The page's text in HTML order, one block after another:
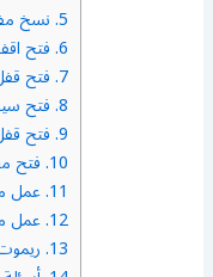
5. نسخ
6. فتح
7. فتح
8. فتح
9. فتح
10. فتح
11. عمل
12. عمل
13.